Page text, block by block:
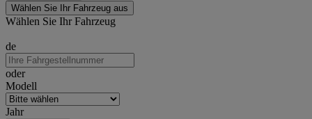
Wählen Sie Ihr Fahrzeug aus
Wählen Sie Ihr Fahrzeug
de
oder
Modell
Jahr